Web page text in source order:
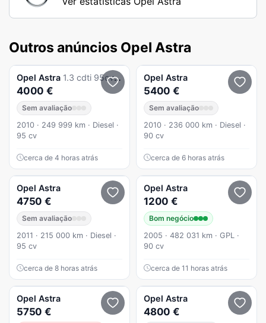
Outros anúncios Opel Astra
Opel Astra 1.3 cdti 95cv eco flex
4000 €
Sem avaliação
2010 · 249 999 km · Diesel ·
95 cv
cerca de 4 horas atrás
Opel Astra
5400 €
Sem avaliação
2010 · 236 000 km · Diesel ·
90 cv
cerca de 6 horas atrás
Opel Astra
4750 €
Sem avaliação
2011 · 215 000 km · Diesel ·
95 cv
cerca de 8 horas atrás
Opel Astra
1200 €
Bom negócio
2005 · 482 031 km · GPL ·
90 cv
cerca de 11 horas atrás
Opel Astra
5750 €
Opel Astra
4800 €